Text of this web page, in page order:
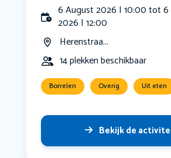
6 August 2026 | 10:00 tot 6
2026 | 12:00
Herenstraa...
14 plekken beschikbaar
Borrelen Overig Uit eten
Bekijk de